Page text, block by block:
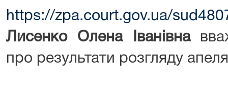
https://zpa.court.gov.ua/
Лисенко Олена Іванівна
про результати розгляду